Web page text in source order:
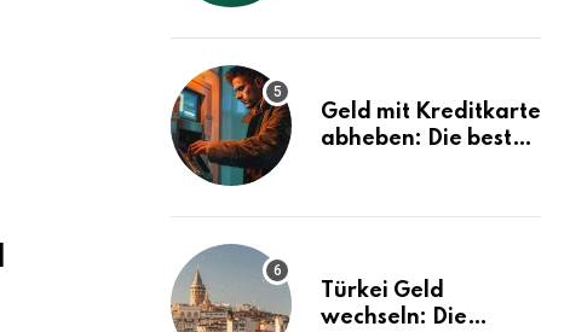
Geld mit Kreditkarte
abheben: Die besten
Türkei Geld
wechseln: Die